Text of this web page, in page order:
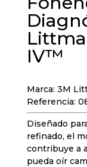
IV™
Marca: 3M
Referencia:
Diseñado
refinado, el
contribuye a
pueda oír